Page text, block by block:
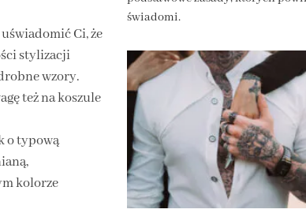
Ci, że
stylizacji
wzory.
też na koszule
o typową
kolorze
świadomi.